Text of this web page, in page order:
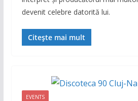
devenit celebre datorită lui.
Citește mai mult
EVENTS